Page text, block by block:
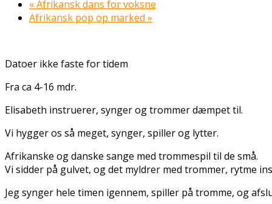
«Afrikansk dans for voksne
Afrikansk pop op marked »
Datoer ikke faste for tidem
Fra ca 4-16 mdr.
Elisabeth instruerer, synger og trommer dæmpet til.
Vi hygger os så meget, synger, spiller og lytter.
Afrikanske og danske sange med trommespil til de små.
Vi sidder på gulvet, og det myldrer med trommer, rytme
Jeg synger hele timen igennem, spiller på tromme, og